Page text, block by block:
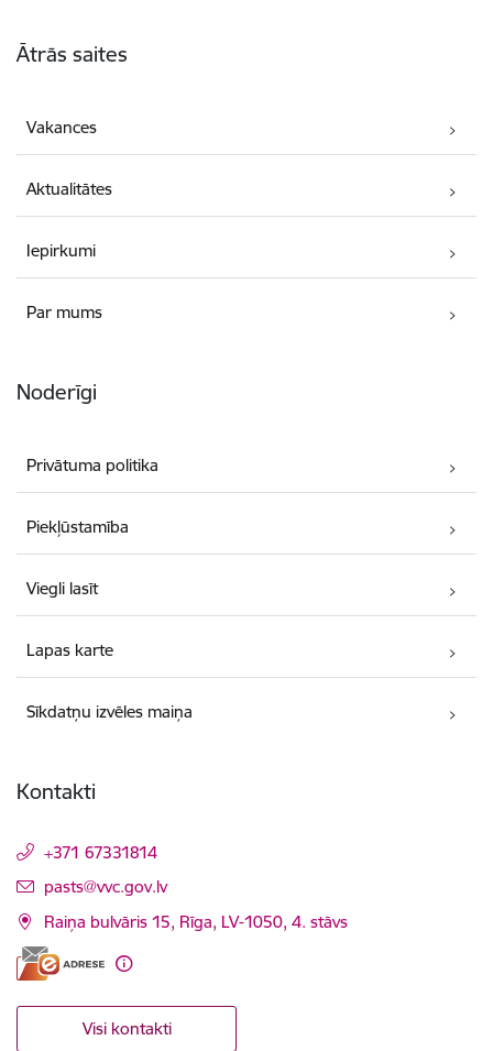
Ātrās saites
Vakances
Aktualitātes
Iepirkumi
Par mums
Noderīgi
Privātuma politika
Piekļūstamība
Viegli lasīt
Lapas karte
Sīkdatņu izvēles maiņa
Kontakti
+371 67331814
E-pasts:
pasts@vvc.gov.lv
Raiņa bulvāris 15, Rīga, LV-1050, 4. stāvs
Visi kontakti